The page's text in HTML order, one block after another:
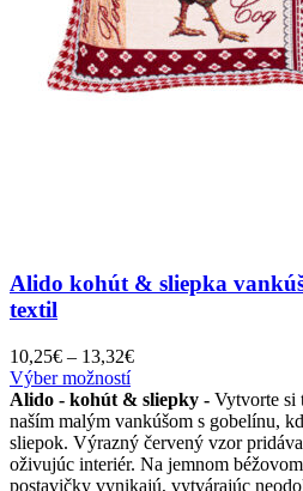
Alido kohút & sliepka
textil
10,25€ – 13,32€Price
10,25€
through
13,32€
Výber možnostíTento
produkt
má
viacero
variantov.
Možnosti
Alido - kohút & sliepky - Vytvorte si
naším malým vankúšom s gobelínu,
sliepok. Výrazný červený vzor
oživujúc interiér. Na jemnom
postavičky vynikajú, vytvárajúc